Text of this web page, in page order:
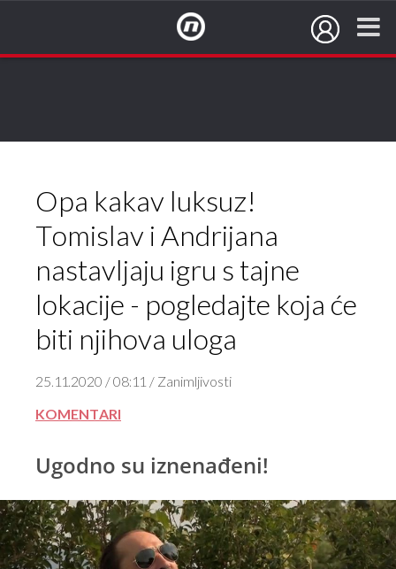
Opa kakav luksuz!
Tomislav i Andrijana
nastavljaju igru s tajne
lokacije - pogledajte koja će
biti njihova uloga
25.11.2020 / 08:11 / Zanimljivosti
KOMENTARI
Ugodno su iznenađeni!